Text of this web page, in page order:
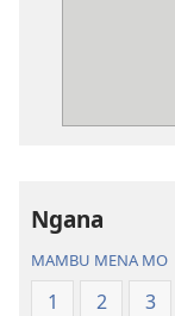
Ngana
MAMBU MENA MO
1 2 3